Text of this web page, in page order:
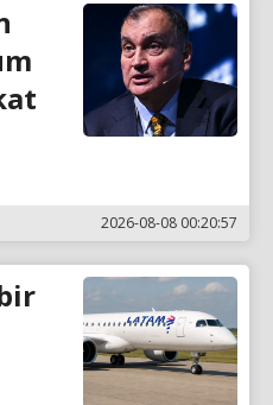
2026-08-08 00:20:57